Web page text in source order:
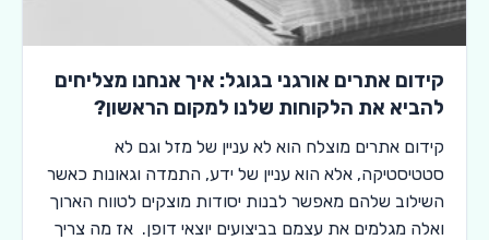
קידום אתרים אורגני בגוגל: איך אנחנו מצליחים
להביא את הלקוחות שלנו למקום הראשון?
קידום אתרים מוצלח הוא לא עניין של מזל וגם לא
סטטיסטיקה, אלא הוא עניין של ידע, התמדה וגאונות כאשר
השילוב שלהם מאפשר לבנות יסודות מוצקים לטווח הארוך
ואלה מגלמים את עצמם בביצועים יוצאי דופן. אז מה צריך